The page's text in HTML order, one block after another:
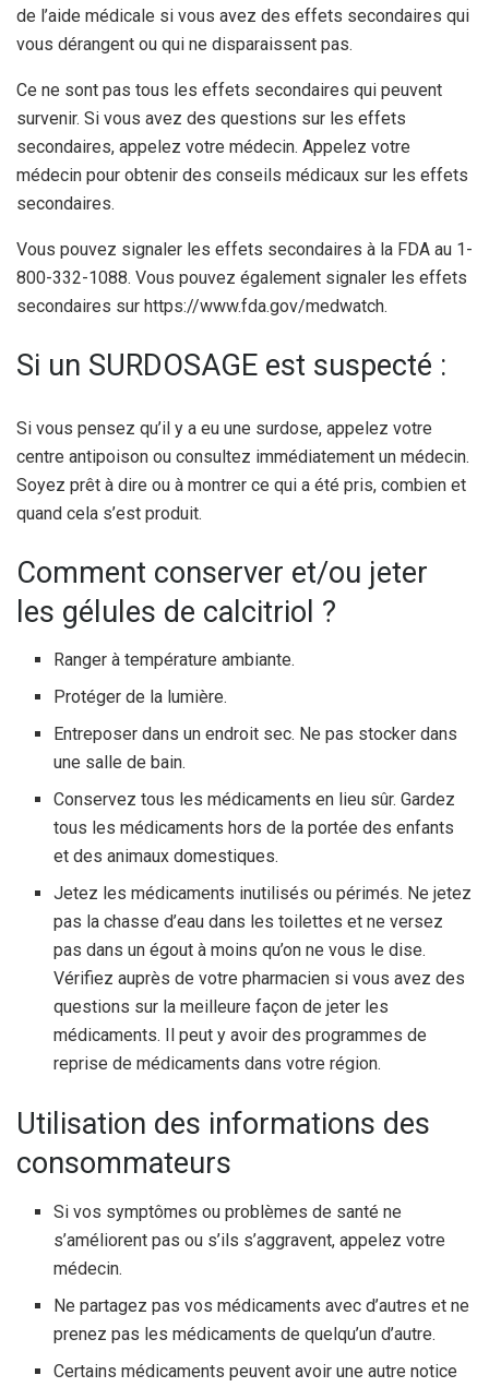
de l’aide médicale si vous avez des effets secondaires qui
vous dérangent ou qui ne disparaissent pas.
Ce ne sont pas tous les effets secondaires qui peuvent
survenir. Si vous avez des questions sur les effets
secondaires, appelez votre médecin. Appelez votre
médecin pour obtenir des conseils médicaux sur les effets
secondaires.
Vous pouvez signaler les effets secondaires à la FDA au 1-
800-332-1088. Vous pouvez également signaler les effets
secondaires sur https://www.fda.gov/medwatch.
Si un SURDOSAGE est suspecté :
Si vous pensez qu’il y a eu une surdose, appelez votre
centre antipoison ou consultez immédiatement un médecin.
Soyez prêt à dire ou à montrer ce qui a été pris, combien et
quand cela s’est produit.
Comment conserver et/ou jeter
les gélules de calcitriol ?
Ranger à température ambiante.
Protéger de la lumière.
Entreposer dans un endroit sec. Ne pas stocker dans
une salle de bain.
Conservez tous les médicaments en lieu sûr. Gardez
tous les médicaments hors de la portée des enfants
et des animaux domestiques.
Jetez les médicaments inutilisés ou périmés. Ne jetez
pas la chasse d’eau dans les toilettes et ne versez
pas dans un égout à moins qu’on ne vous le dise.
Vérifiez auprès de votre pharmacien si vous avez des
questions sur la meilleure façon de jeter les
médicaments. Il peut y avoir des programmes de
reprise de médicaments dans votre région.
Utilisation des informations des
consommateurs
Si vos symptômes ou problèmes de santé ne
s’améliorent pas ou s’ils s’aggravent, appelez votre
médecin.
Ne partagez pas vos médicaments avec d’autres et ne
prenez pas les médicaments de quelqu’un d’autre.
Certains médicaments peuvent avoir une autre notice